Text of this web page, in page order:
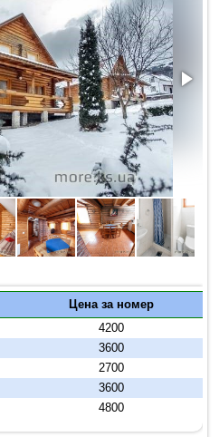
Цена за номер
4200
3600
2700
3600
4800